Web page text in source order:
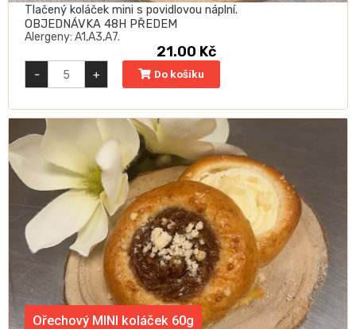
Tlačený koláček mini s povidlovou náplní.
OBJEDNÁVKA 48H PŘEDEM
Alergeny: A1,A3,A7.
21.00 Kč
-
Povidlový
MINI
koláček
+ Do košíku
Ořechový MINI koláček 60g